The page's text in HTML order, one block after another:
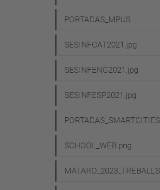
PORTADAS_MPUS
SESINFCAT2021.jpg
SESINFENG2021.jpg
SESINFESP2021.jpg
PORTADAS_SMARTCITIES
SCHOOL_WEB.png
MATARO_2023_TREBALLS